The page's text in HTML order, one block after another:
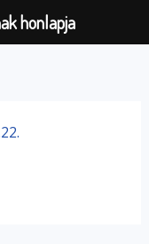
honlapja